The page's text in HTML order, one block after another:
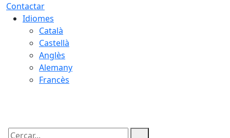
Contactar
Idiomes
Català
Castellà
Anglès
Alemany
Francès